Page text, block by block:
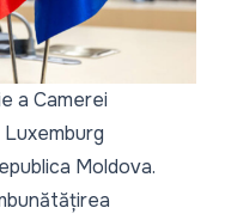
a Camerei
Moldova.